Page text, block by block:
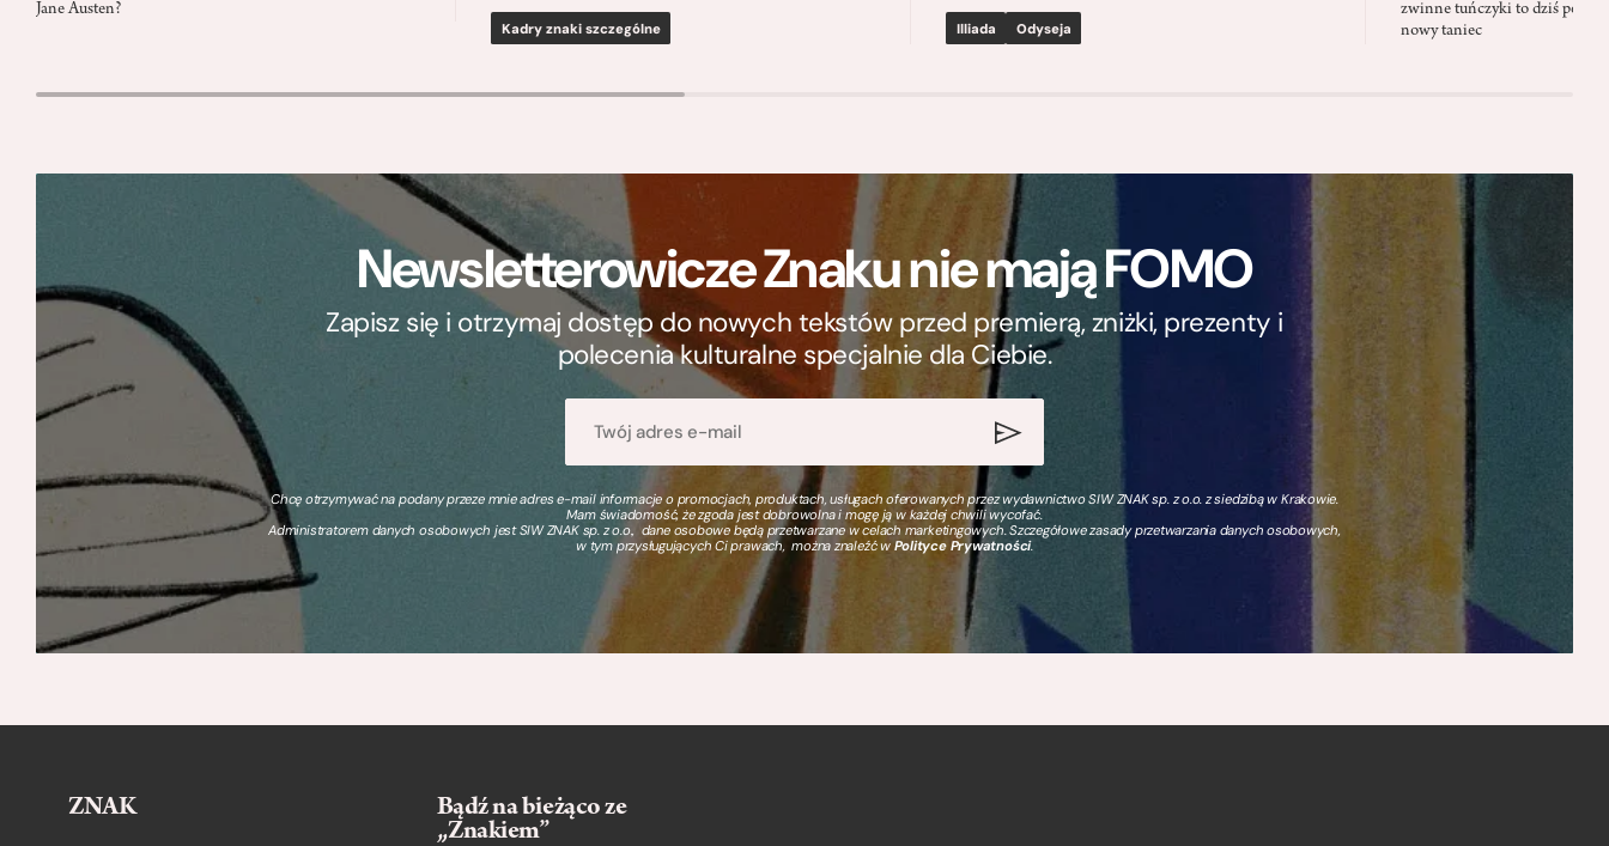
Jane Austen?
Kadry znaki szczególne Illiada Odyseja
zwinne tuńczyki to dziś
nowy taniec
Newsletterowicze Znaku nie mają FOMO
Zapisz się i otrzymaj dostęp do nowych tekstów przed premierą, zniżki, prezenty i
polecenia kulturalne specjalnie dla Ciebie.
Chcę otrzymywać na podany przeze mnie adres e-mail informacje o promocjach, produktach, usługach oferowanych przez wydawnictwo SIW ZNAK sp. z o.o. z siedzibą w Krakowie.
Mam świadomość, że zgoda jest dobrowolna i mogę ją w każdej chwili wycofać.
Administratorem danych osobowych jest SIW ZNAK sp. z o.o., dane osobowe będą przetwarzane w celach marketingowych. Szczegółowe zasady przetwarzania danych osobowych,
w tym przysługujących Ci prawach, można znaleźć wPolityce Prywatności.
ZNAK
Bądź na bieżąco ze
„Znakiem”